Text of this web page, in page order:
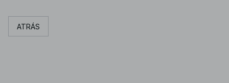
ATRÁS